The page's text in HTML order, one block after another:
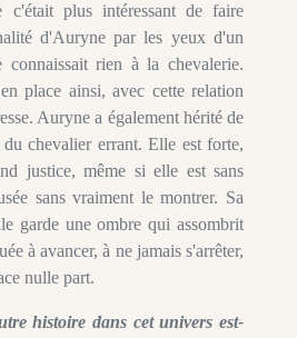
plus intéressant de faire
d'Auryne par les yeux d'un
rien à la chevalerie.
place ainsi, avec cette relation
Auryne a également hérité de
chevalier errant. Elle est forte,
justice, même si elle est sans
sans vraiment le montrer. Sa
garde une ombre qui assombrit
à avancer, à ne jamais s'arrêter,
nulle part.
histoire dans cet univers est-